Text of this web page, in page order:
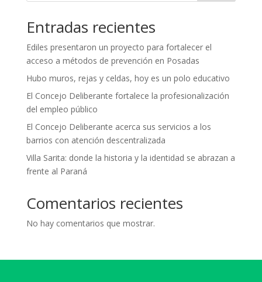
Entradas recientes
Ediles presentaron un proyecto para fortalecer el
acceso a métodos de prevención en Posadas
Hubo muros, rejas y celdas, hoy es un polo educativo
El Concejo Deliberante fortalece la profesionalización
del empleo público
El Concejo Deliberante acerca sus servicios a los
barrios con atención descentralizada
Villa Sarita: donde la historia y la identidad se abrazan a
frente al Paraná
Comentarios recientes
No hay comentarios que mostrar.